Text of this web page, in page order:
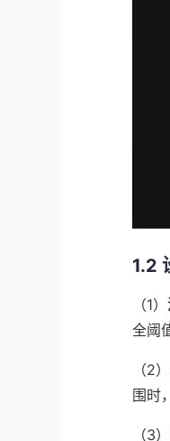
1.2
（1）
全阈
（2）
围时
（3）